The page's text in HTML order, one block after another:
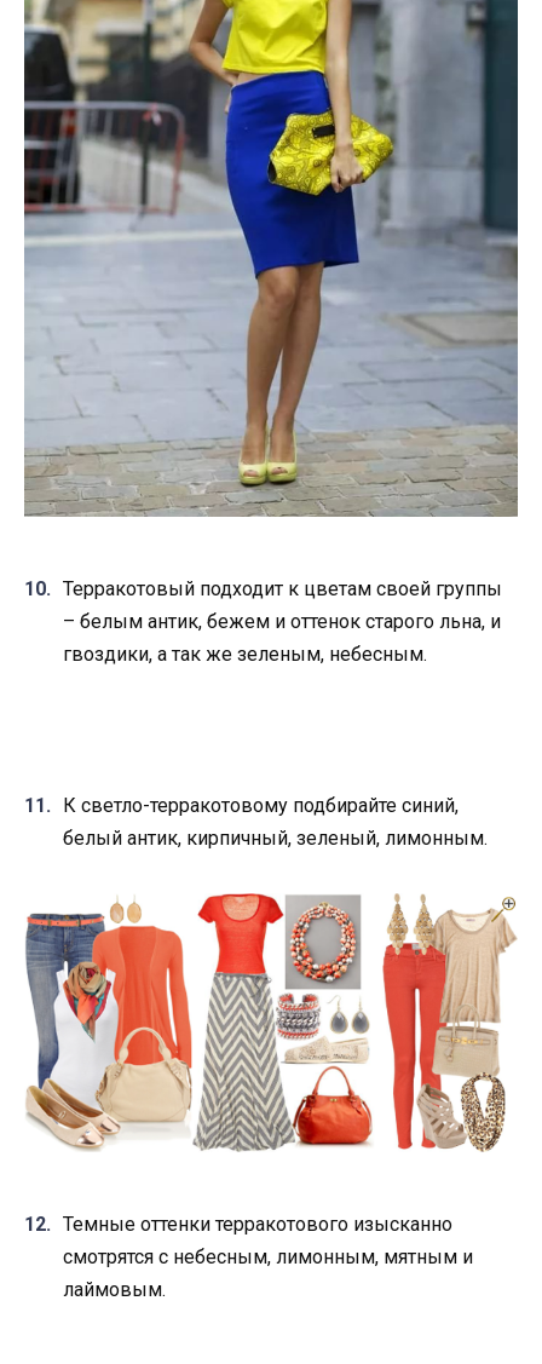
Терракотовый подходит к цветам своей группы
– белым антик, бежем и оттенок старого льна, и
гвоздики, а так же зеленым, небесным.
К светло-терракотовому подбирайте синий,
белый антик, кирпичный, зеленый, лимонным.
Темные оттенки терракотового изысканно
смотрятся с небесным, лимонным, мятным и
лаймовым.